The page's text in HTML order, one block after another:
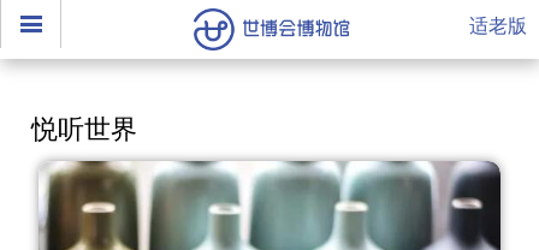
适老版
悦听世界